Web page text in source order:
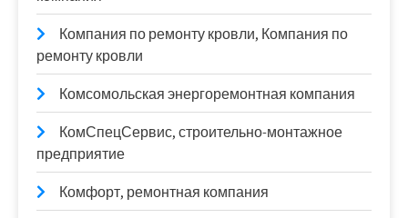
Компания по ремонту кровли, Компания по
ремонту кровли
Комсомольская энергоремонтная компания
КомСпецСервис, строительно-монтажное
предприятие
Комфорт, ремонтная компания